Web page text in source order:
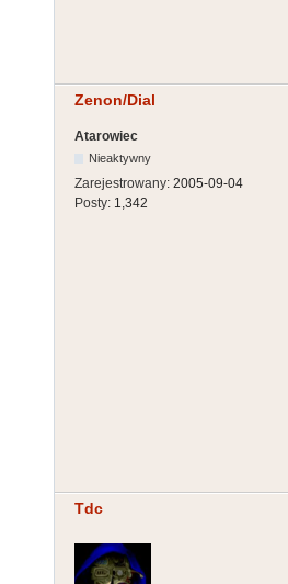
Zenon/Dial
Atarowiec
Nieaktywny
Zarejestrowany: 2005-09-04
Posty: 1,342
Tdc